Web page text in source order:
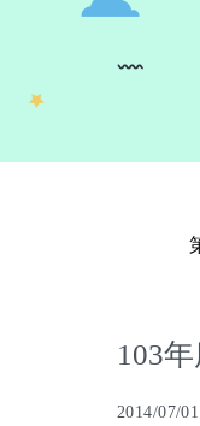
103
2014/07/01